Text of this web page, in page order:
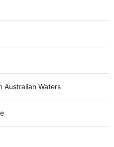
Australian Waters